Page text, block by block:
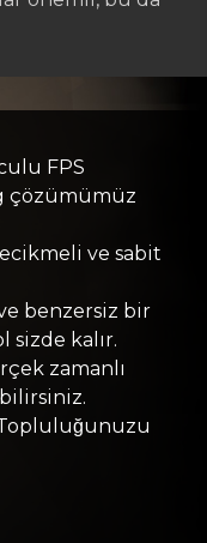
FPS
çözümümüz
ve sabit
benzersiz bir
kalır.
zamanlı